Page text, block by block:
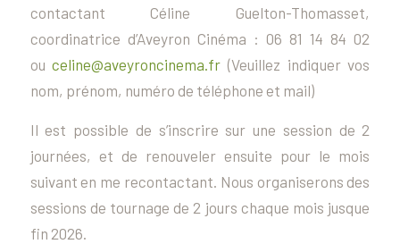
contactant Céline Guelton-Thomasset,
coordinatrice d’Aveyron Cinéma : 06 81 14 84 02
ouceline@aveyroncinema.fr (Veuillez indiquer vos
nom, prénom, numéro de téléphone et mail)
Il est possible de s’inscrire sur une session de 2
journées, et de renouveler ensuite pour le mois
suivant en me recontactant. Nous organiserons des
sessions de tournage de 2 jours chaque mois jusque
fin 2026.